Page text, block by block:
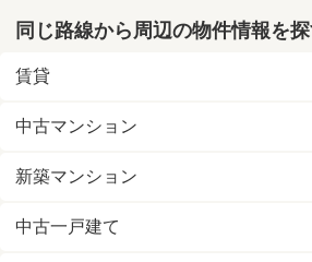
同じ路線から周辺の物件情報を
賃貸
中古マンション
新築マンション
中古一戸建て